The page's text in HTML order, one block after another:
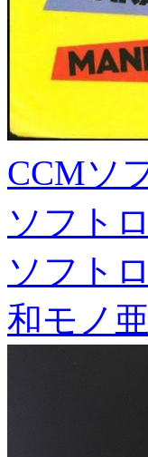
CCMソ
ソフト
ソフト
和モノ